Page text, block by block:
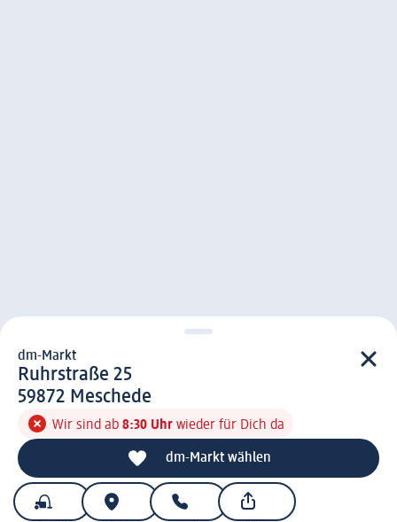
d m-Markt
dm-Markt
Ruhrstraße 25
5 9 8 7 2
59872 Meschede
Wir sind ab 8:30 Uhr wieder für Dich da
dm-Markt wählen